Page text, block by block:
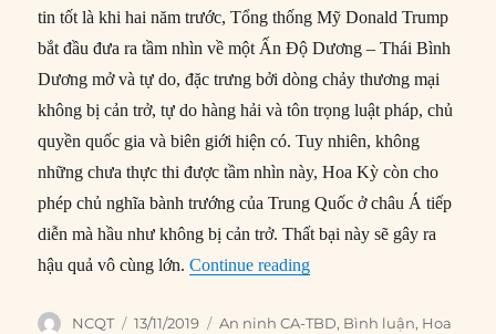
tin tốt là khi hai năm trước, Tổng thống Mỹ Donald Trump
bắt đầu đưa ra tầm nhìn về một Ấn Độ Dương – Thái Bình
Dương mở và tự do, đặc trưng bởi dòng chảy thương mại
không bị cản trở, tự do hàng hải và tôn trọng luật pháp, chủ
quyền quốc gia và biên giới hiện có. Tuy nhiên, không
những chưa thực thi được tầm nhìn này, Hoa Kỳ còn cho
phép chủ nghĩa bành trướng của Trung Quốc ở châu Á tiếp
diễn mà hầu như không bị cản trở. Thất bại này sẽ gây ra
hậu quả vô cùng lớn.Continue reading“Chiến lược Ấn Độ
Author
NCQT
Posted
13/11/2019 Categories
An ninh CA-TBD, Bình luận, Hoa